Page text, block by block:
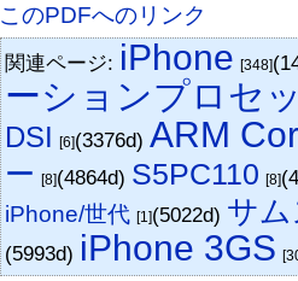
このPDFへのリンク
関連ページ: iPhone [348]
ーションプロセ
DSI [6](3376d)ARM
ー [8](4864d) S5PC110 [8]
iPhone/世代 [1](5022d) サ
(5993d) iPhone 3GS